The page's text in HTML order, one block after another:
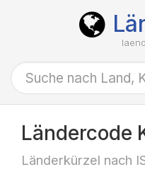
Ländercode
Länderkürzel nach